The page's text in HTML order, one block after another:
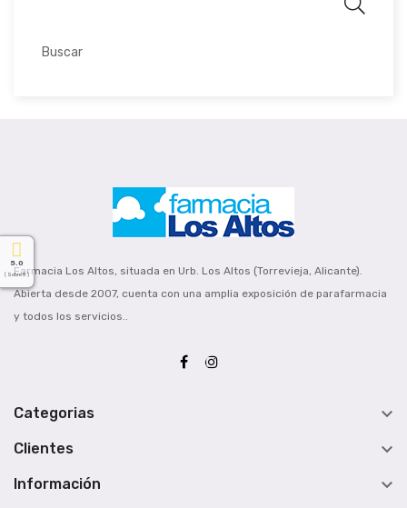
Farmacia Los Altos, situada en Urb. Los Altos (Torrevieja, Alicante).
Abierta desde 2007, cuenta con una amplia exposición de parafarmacia
y todos los servicios..
Categorias 
Clientes 
Información 
5.0
( Sobre 5 )